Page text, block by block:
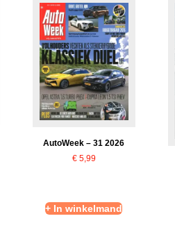
AutoWeek – 31 2026
€5,99
+ In winkelmand